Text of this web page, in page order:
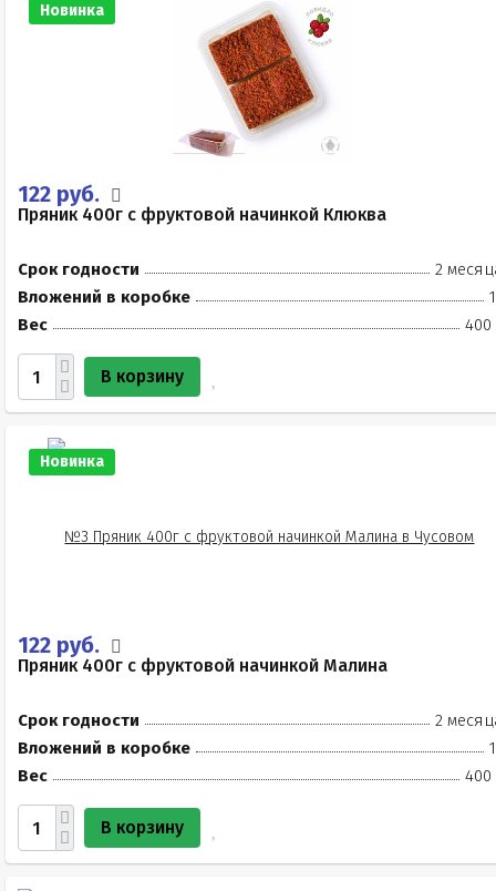
Новинка
122 руб.
Пряник 400г с фруктовой начинкой Клюква
Срок годности
2
Вложений в коробке
Вес
400
В корзину
Новинка
122 руб.
Пряник 400г с фруктовой начинкой Малина
Срок годности
2
Вложений в коробке
Вес
400
В корзину